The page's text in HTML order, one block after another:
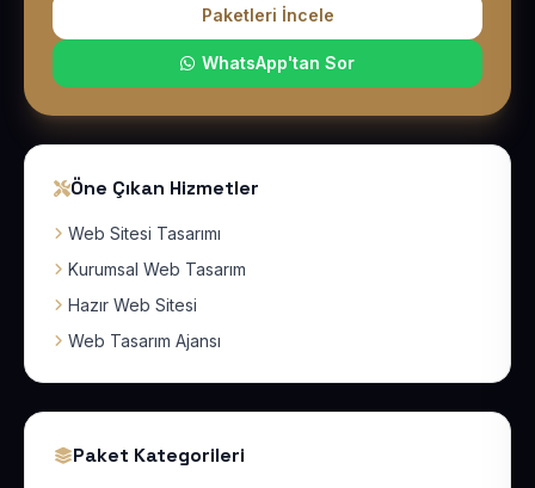
Paketleri İncele
WhatsApp'tan Sor
Öne Çıkan Hizmetler
Web Sitesi Tasarımı
Kurumsal Web Tasarım
Hazır Web Sitesi
Web Tasarım Ajansı
Paket Kategorileri